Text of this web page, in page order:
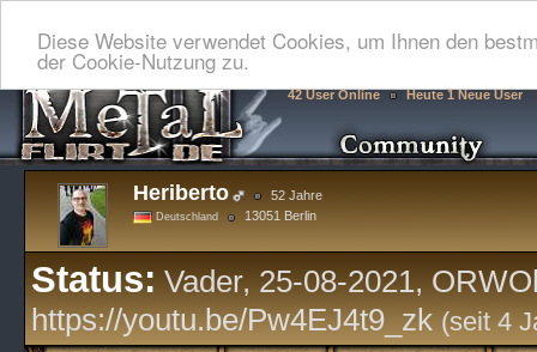
Diese Website verwendet Cookies, um Ihnen den
der Cookie-Nutzung zu.
42 User Online Heute 1 Neue User
Heriberto 52 Jahre
Deutschland 13051 Berlin
Status:Vader, 25-08-2021,
https://youtu.be/Pw4EJ4t9_zk(seit 4